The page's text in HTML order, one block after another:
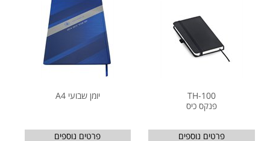
TH-100
פנקס כיס
פרטים נוספים
יומן שבועי A4
פרטים נוספים